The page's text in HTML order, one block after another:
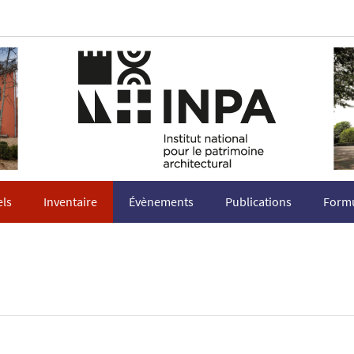
Inventaire Évènements Publications